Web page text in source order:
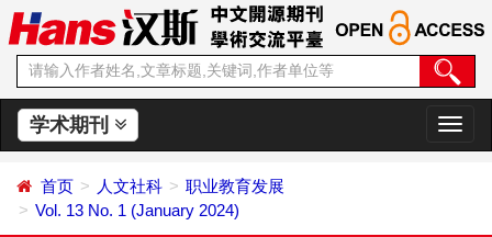
学术期刊
切
换
首页 人文社科
职业教育发展
Vol. 13 No. 1 (January 2024)